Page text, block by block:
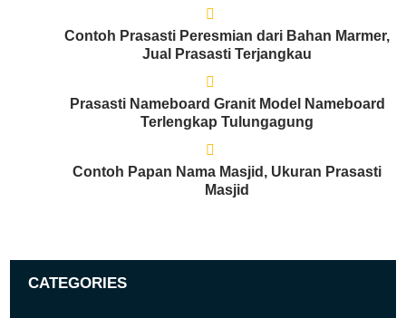
Contoh Prasasti Peresmian dari Bahan Marmer,
Jual Prasasti Terjangkau
Prasasti Nameboard Granit Model Nameboard
Terlengkap Tulungagung
Contoh Papan Nama Masjid, Ukuran Prasasti
Masjid
CATEGORIES